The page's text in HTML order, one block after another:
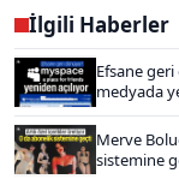
İlgili Haberler
Efsane
medyada
Merve
sistemine